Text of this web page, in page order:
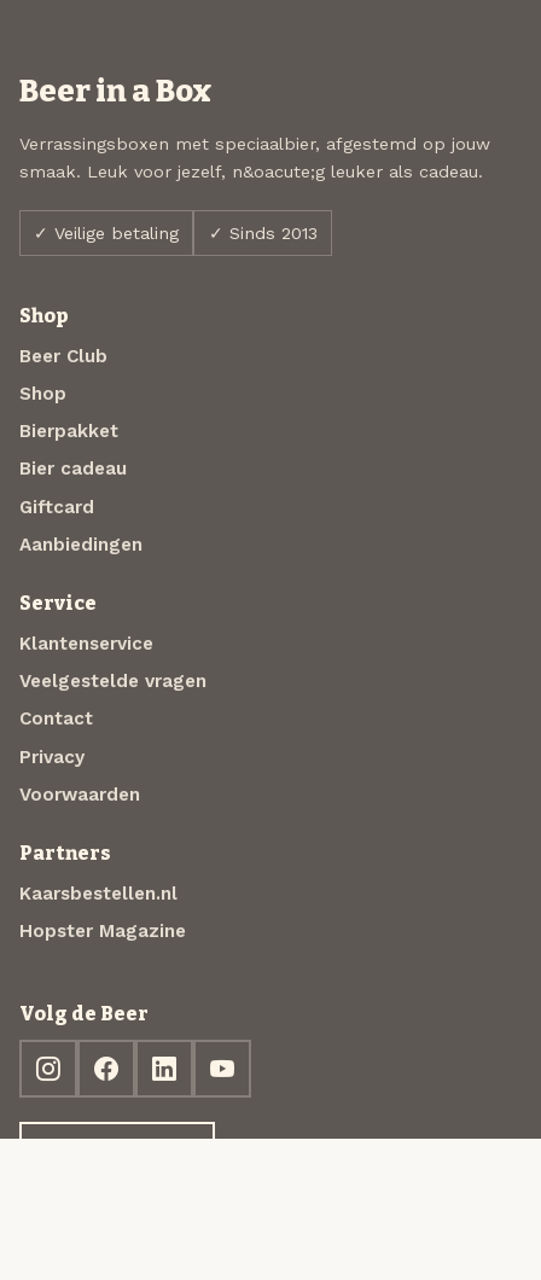
Beer in a Box
Verrassingsboxen met speciaalbier, afgestemd op jouw
smaak. Leuk voor jezelf, n&oacute;g leuker als cadeau.
✓ Veilige betaling ✓ Sinds 2013
Shop
Beer Club
Shop
Bierpakket
Bier cadeau
Giftcard
Aanbiedingen
Service
Klantenservice
Veelgestelde vragen
Contact
Privacy
Voorwaarden
Partners
Kaarsbestellen.nl
Hopster Magazine
Volg de Beer